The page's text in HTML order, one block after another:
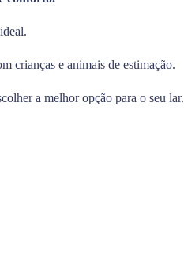
crianças e animais de estimação.
a melhor opção para o seu lar.